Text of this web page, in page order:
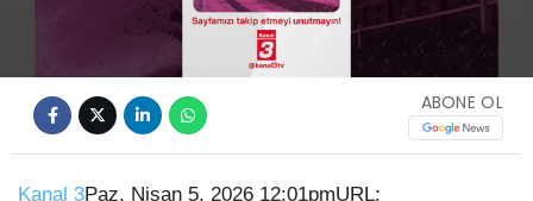
ABONE OL
Kanal 3Paz, Nisan 5, 2026 12:01pmURL: